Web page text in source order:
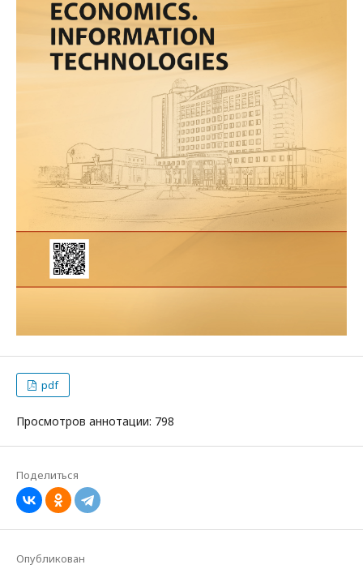
pdf
Просмотров аннотации: 798
Поделиться
Опубликован